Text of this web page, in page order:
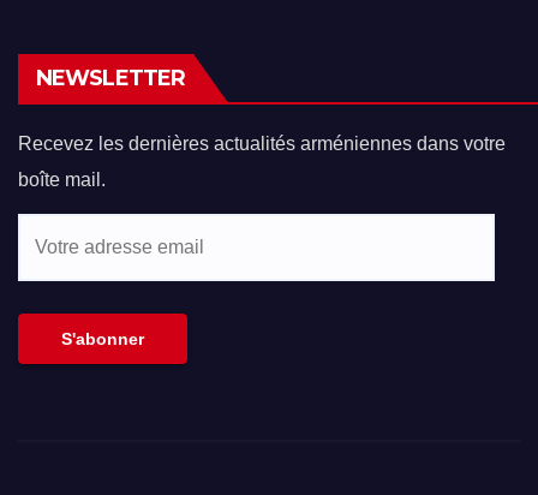
NEWSLETTER
Recevez les dernières actualités arméniennes dans votre
boîte mail.
S'abonner